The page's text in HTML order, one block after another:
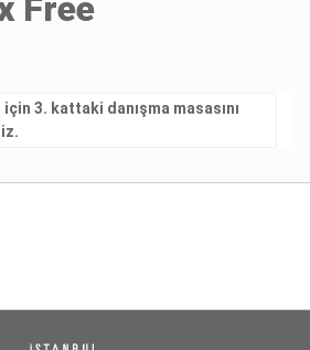
Free
3. kattaki danışma masasını